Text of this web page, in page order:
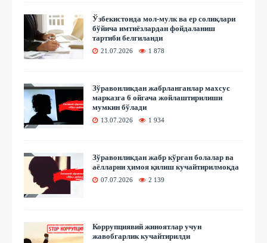
Ўзбекистонда мол-мулк ва ер солиқлари
бўйича имтиёзлардан фойдаланиш
тартиби белгиланди
21.07.2026 1 878
Зўравонликдан жабрланганлар махсус
марказга 6 ойгача жойлаштирилиши
мумкин бўлади
13.07.2026 1 934
Зўравонликдан жабр кўрган болалар ва
аёлларни ҳимоя қилиш кучайтирилмоқда
07.07.2026 2 139
Коррупциявий жиноятлар учун
жавобгарлик кучайтирилди